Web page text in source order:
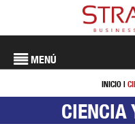
MENÚ
INICIO |
CIENCIA